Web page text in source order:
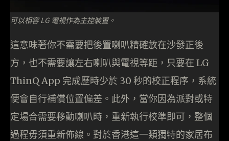
可以相容 LG 電視作為主控裝置。
這意味著你不需要把後置喇叭精確放在沙發正後
方，也不需要讓左右喇叭與電視等距，只要在 LG
ThinQ App 完成歷時少於 30 秒的校正程序，系統
便會自行補償位置偏差。此外，當你因為派對或特
定場合需要移動喇叭時，重新執行校準即可，整個
過程毋須重新佈線。對於香港這一類獨特的家居布